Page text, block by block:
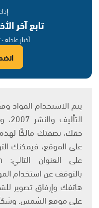
تابع آخر
أخبار عاجلة
حقك، بصفتك مالكًا
على الموقع، فيمكنك
بالتوقف عن استخدام
هاتفك وإرفاق تصوير
على موقع الشمس.